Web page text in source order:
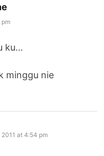
pm
ku…
minggu nie
2011 at 4:54 pm